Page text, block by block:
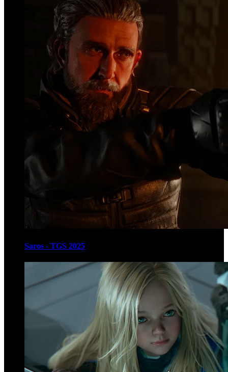
Saros - TGS 2025